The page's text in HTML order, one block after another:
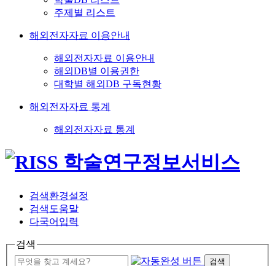
주제별 리스트
해외전자자료 이용안내
해외전자자료 이용안내
해외DB별 이용권한
대학별 해외DB 구독현황
해외전자자료 통계
해외전자자료 통계
검색환경설정
검색도움말
다국어입력
검색
검색